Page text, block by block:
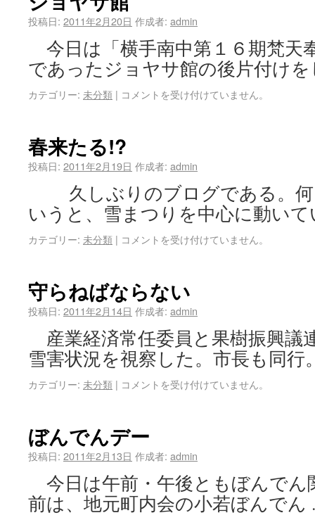
投稿日: 2011年2月20日 作成者: admin
今日は「横手南中第１６期梵天
であったジョヤサ館の後片付け
カテゴリー: 未分類 | コメントを受け付けていません。
春来たる!?
投稿日: 2011年2月19日 作成者: admin
久しぶりのブログである。何
いうと、雪まつりを中心に動い
カテゴリー: 未分類 | コメントを受け付けていません。
守らねばならない
投稿日: 2011年2月14日 作成者: admin
産業経済常任委員と果樹振興議
雪害状況を視察した。市長も同
カテゴリー: 未分類 | コメントを受け付けていません。
ぼんでんデー
投稿日: 2011年2月13日 作成者: admin
今日は午前・午後ともぼんで
前は、地元町内会の小若ぼんで